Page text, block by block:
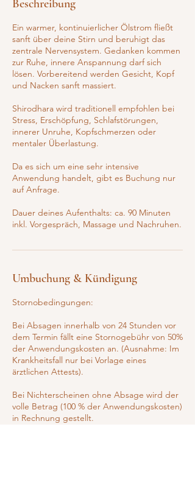
Beschreibung
Ein warmer, kontinuierlicher Ölstrom fließt
sanft über deine Stirn und beruhigt das
zentrale Nervensystem. Gedanken kommen
zur Ruhe, innere Anspannung darf sich
lösen. Vorbereitend werden Gesicht, Kopf
und Nacken sanft massiert.
Shirodhara wird traditionell empfohlen bei
Stress, Erschöpfung, Schlafstörungen,
innerer Unruhe, Kopfschmerzen oder
mentaler Überlastung.
Da es sich um eine sehr intensive
Anwendung handelt, gibt es Buchung nur
auf Anfrage.
Dauer deines Aufenthalts: ca. 90 Minuten
inkl. Vorgespräch, Massage und Nachruhen.
Umbuchung & Kündigung
Stornobedingungen:
Bei Absagen innerhalb von 24 Stunden vor
dem Termin fällt eine Stornogebühr von 50%
der Anwendungskosten an. (Ausnahme: Im
Krankheitsfall nur bei Vorlage eines
ärztlichen Attests).
Bei Nichterscheinen ohne Absage wird der
volle Betrag (100 % der Anwendungskosten)
in Rechnung gestellt.